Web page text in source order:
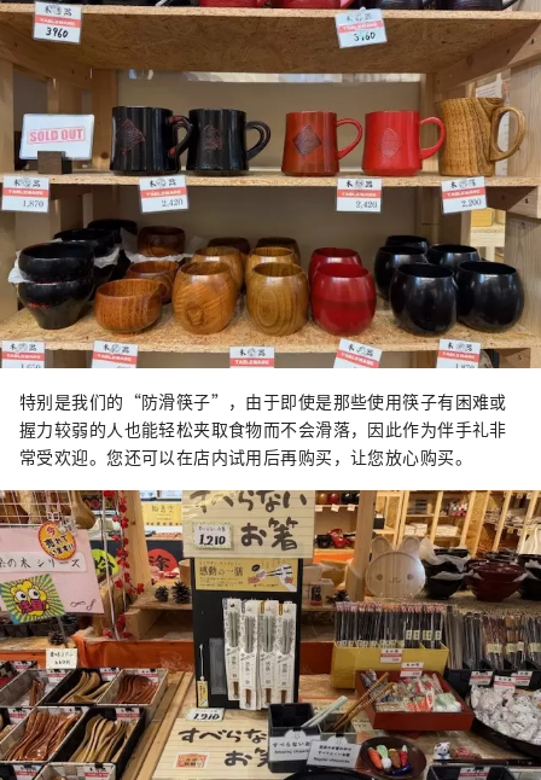
特别是我们的“防滑筷子”，由于即使是那些使用筷子有困难或
握力较弱的人也能轻松夹取食物而不会滑落，因此作为伴手礼非
常受欢迎。您还可以在店内试用后再购买，让您放心购买。